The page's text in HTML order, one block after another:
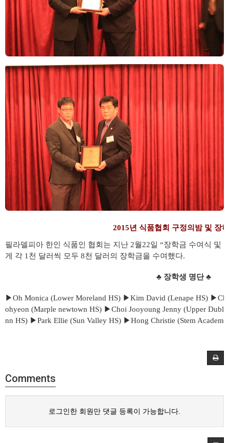
2015년 식품협회 구정의밤 및 장
필라델피아 한인 식품인 협회는 지난 2월22일 “장학금 수여식 및
게 각 1천 달러씩 모두 8천 달러의 장학금을 수여했다.
♣ 장학생 명단 ♣
▶Oh Monica (Lower Moreland HS) ▶Kim David (Lenape HS)
ohyeon (Marple newtown HS) ▶Choi Jooyoung Jenny (Upper
nn HS) ▶Park Ellie (Sun Valley HS) ▶Hong Christie (Stem Academy
Comments
로그인한 회원만 댓글 등록이 가능합니다.